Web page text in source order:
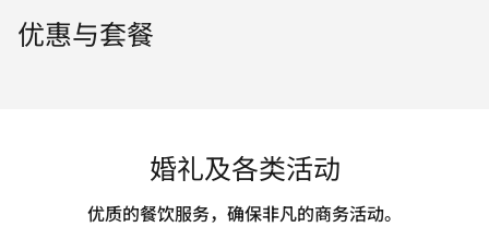
优惠与套餐
婚礼及各类活动
优质的餐饮服务，确保非凡的商务活动。